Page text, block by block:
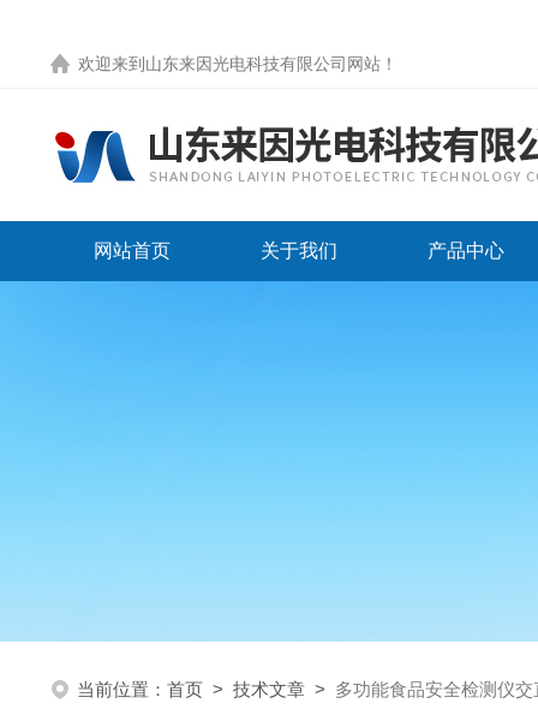
欢迎来到 山东来因光电科技有限公司网站 ！
网站首页 关于我们 产品中心
当前位置： 首页 > 技术文章 > 多功能食品安全检测仪